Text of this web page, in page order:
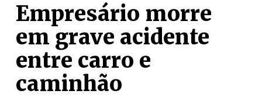
Empresário morre
em grave acidente
entre carro e
caminhão